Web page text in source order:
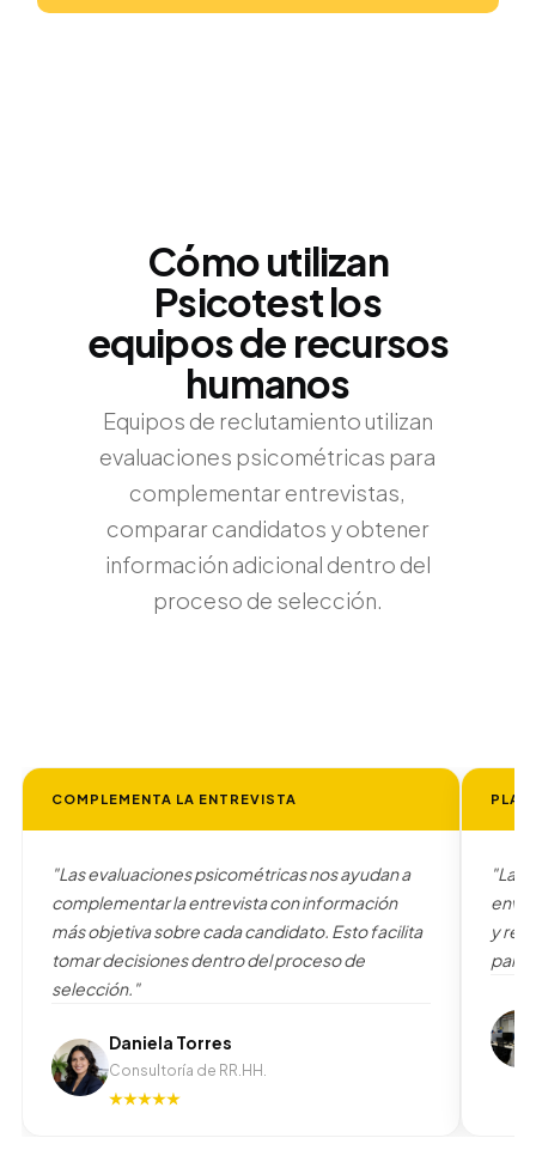
Cómo utilizan
Psicotest los
equipos de recursos
humanos
Equipos de reclutamiento utilizan
evaluaciones psicométricas para
complementar entrevistas,
comparar candidatos y obtener
información adicional dentro del
proceso de selección.
COMPLEMENTA LA ENTREVISTA
"Las evaluaciones psicométricas nos ayudan a
complementar la entrevista con información
más objetiva sobre cada candidato. Esto facilita
tomar decisiones dentro del proceso de
selección."
Daniela Torres
Consultoría de RR.HH.
"La
y